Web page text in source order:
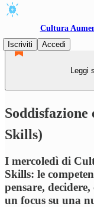
Cultura
Iscriviti
Accedi
Leggi
Skills)
I mercoledì di
Skills: le
pensare,
un focus su una